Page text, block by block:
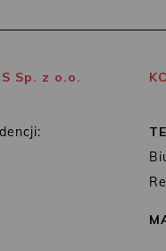
Sp. z o.o.